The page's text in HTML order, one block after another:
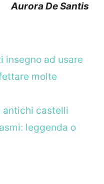
Aurora De Santis
insegno ad usare
molte
antichi castelli
leggenda o